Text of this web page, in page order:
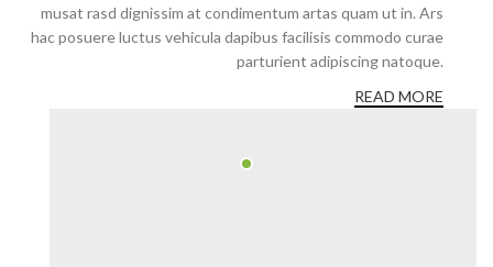
musat rasd dignissim at condimentum artas quam ut in. Ars
hac posuere luctus vehicula dapibus facilisis commodo curae
parturient adipiscing natoque.
READ MORE